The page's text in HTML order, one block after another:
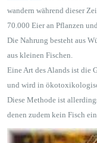
wandern während dieser
70.000 Eier an Pflanzen
Die Nahrung besteht aus
aus kleinen Fischen.
Eine Art des Alands ist die
und wird in
Diese Methode ist
denen zudem kein Fisch